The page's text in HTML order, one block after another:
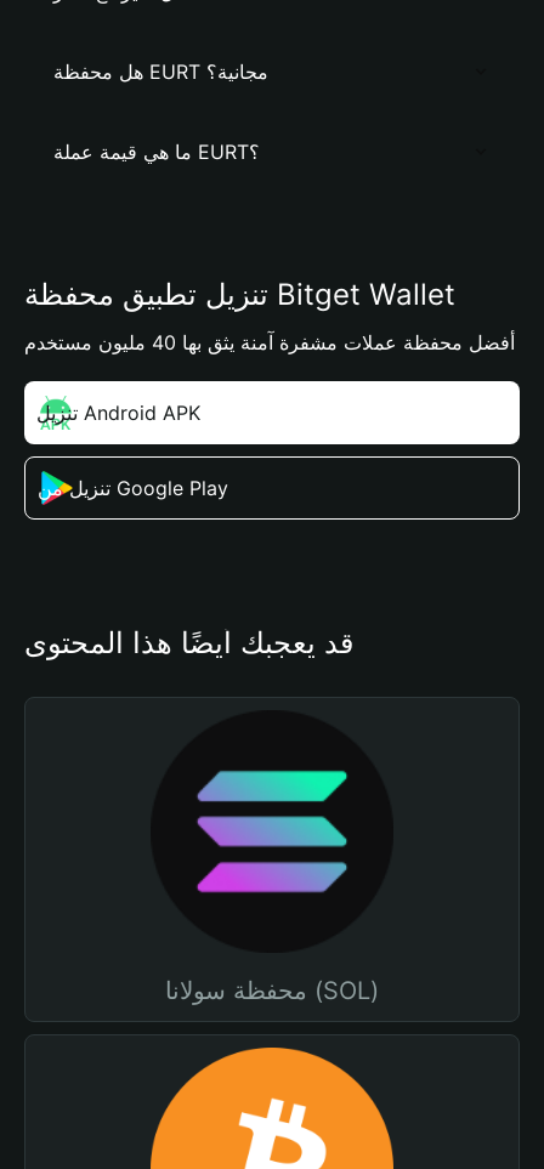
هل محفظة EURT مجانية؟
ما هي قيمة عملة EURT؟
تنزيل تطبيق محفظة Bitget Wallet
أفضل محفظة عملات مشفرة آمنة يثق بها 40 مليون مستخدم
تنزيل Android APK
تنزيل من Google Play
قد يعجبك أيضًا هذا المحتوى
محفظة سولانا (SOL)